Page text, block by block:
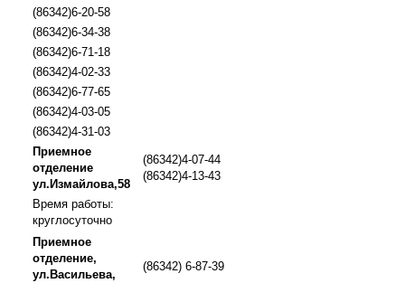
(86342)6-20-58
(86342)6-34-38
(86342)6-71-18
(86342)4-02-33
(86342)6-77-65
(86342)4-03-05
(86342)4-31-03
Приемное
отделение
ул.Измайлова,58
(86342)4-07-44
(86342)4-13-43
Время работы:
круглосуточно
Приемное
отделение,
ул.Васильева,
(86342) 6-87-39